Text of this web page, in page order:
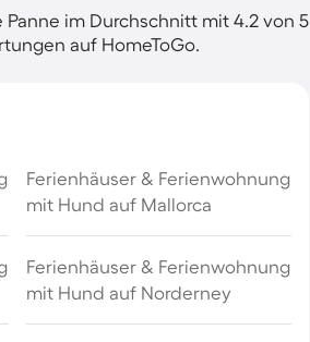
im Durchschnitt mit 4.2 von 5
auf HomeToGo.
Ferienhäuser & Ferienwohnung
mit Hund auf Mallorca
Ferienhäuser & Ferienwohnung
mit Hund auf Norderney